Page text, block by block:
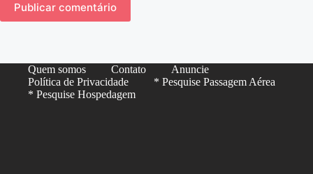
Publicar comentário
Quem somos Contato
Anuncie
Política de Privacidade
* Pesquise Passagem Aérea
* Pesquise Hospedagem